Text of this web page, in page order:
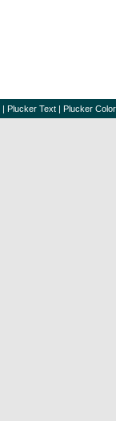
| Plucker Text | Plucker Color